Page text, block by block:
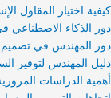
كيفية اختيار المقاول
دور الذكاء الاصطناعي
دور المهندس في تصميم
دليل المهندس لتوفير
أهمية الدراسات